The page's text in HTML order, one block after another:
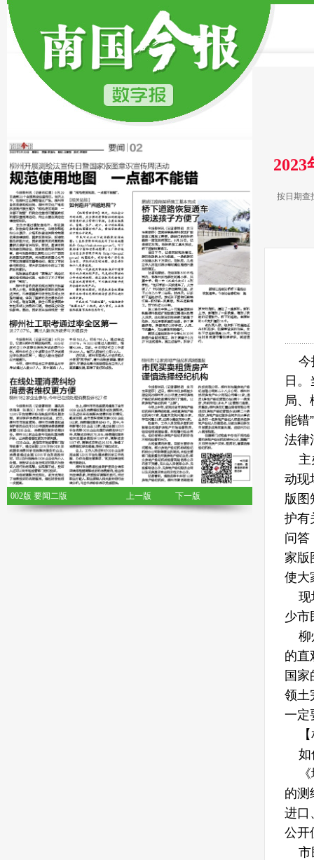
002版 要闻二版 上一版 下一版
2023
按日期查
今
日
局、
能错
法律
主
动现
版图
护有
问答
家版
使大
现
少市
柳
的直
国家
领土
一定
【
如
《
的测
进口
公开
市